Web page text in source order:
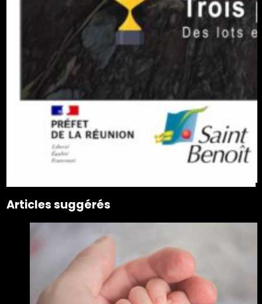
Articles suggérés